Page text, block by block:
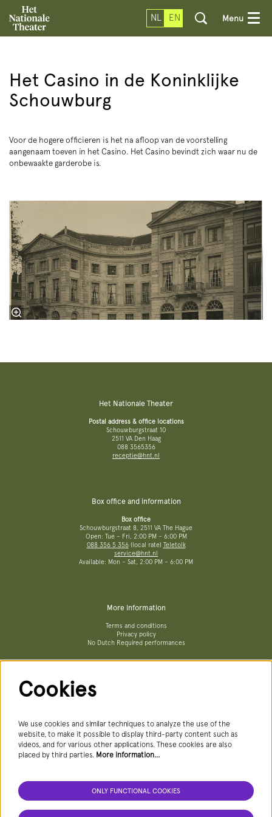
NL EN Menu
Het Casino in de Koninklijke
Schouwburg
Voor de hogere officieren is het na afloop van de voorstelling
aangenaam toeven in het Casino. Het Casino bevindt zich waar nu de
onbewaakte garderobe is.
Het Nationale Theater
Postal address & office locations
Schouwburgstraat 10
2511 VA Den Haag
088 3565356
receptie@hnt.nl
Box office and information
Box office
Schouwburgstraat 8, 2511 VA The Hague
Open: Tue – Fri, 2:00 PM – 6:00 PM
088 356 5 356(local rate) Teletolk
service@hnt.nl
Available: Mon – Sat, 2:00 PM – 6:00 PM
More information
Terms and conditions
Privacy policy
No Dutch Required performances
Newsletter
SIGN UP NEWSLETTER
Cookies
We use cookies and similar techniques to analyze the use of the
website, to make it possible to display third-party content such as
videos, and for various other applications. These cookies are also
placed by third parties. More information…
ONLY FUNCTIONAL COOKIES